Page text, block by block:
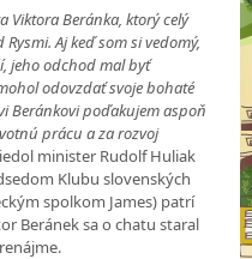
Viktora Beránka, ktorý celý
Aj keď som si vedomý,
jeho odchod mal byť
odovzdať svoje bohaté
Beránkovi poďakujem aspoň
prácu a za rozvoj
minister Rudolf Huliak
Klubu slovenských
spolkom James) patrí
Beránek sa o chatu staral